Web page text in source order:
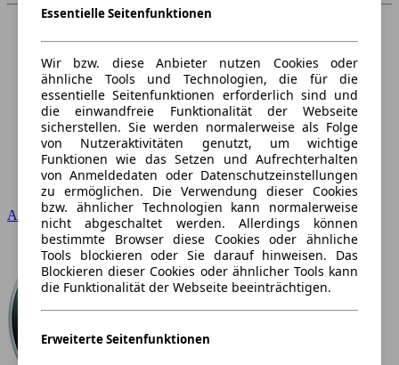
Audi
Essentielle Seitenfunktionen
Wir bzw. diese Anbieter nutzen Cookies oder
ähnliche Tools und Technologien, die für die
essentielle Seitenfunktionen erforderlich sind und
die einwandfreie Funktionalität der Webseite
sicherstellen. Sie werden normalerweise als Folge
von Nutzeraktivitäten genutzt, um wichtige
Funktionen wie das Setzen und Aufrechterhalten
von Anmeldedaten oder Datenschutzeinstellungen
zu ermöglichen. Die Verwendung dieser Cookies
bzw. ähnlicher Technologien kann normalerweise
nicht abgeschaltet werden. Allerdings können
bestimmte Browser diese Cookies oder ähnliche
Tools blockieren oder Sie darauf hinweisen. Das
Blockieren dieser Cookies oder ähnlicher Tools kann
die Funktionalität der Webseite beeinträchtigen.
Erweiterte Seitenfunktionen